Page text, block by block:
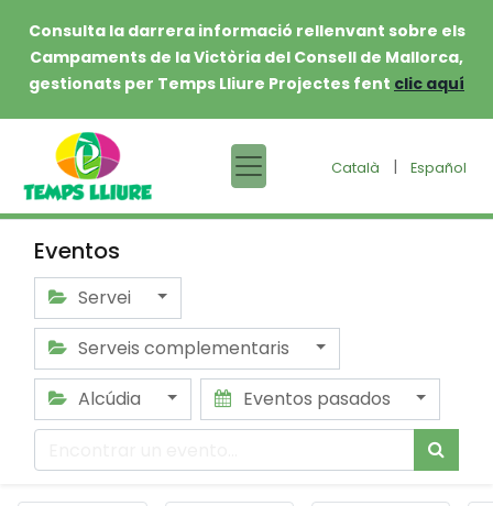
Consulta la darrera informació rellenvant sobre els
Campaments de la Victòria del Consell de Mallorca,
gestionats per Temps Lliure Projectes fent clic aquí
Català | Español
Eventos
Servei
Serveis complementaris
Alcúdia
Eventos pasados